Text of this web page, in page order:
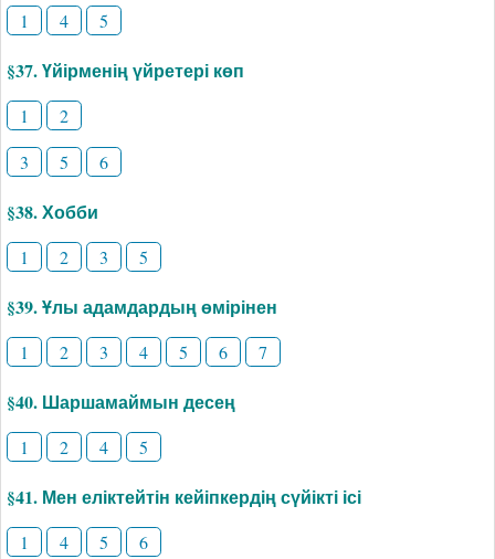
1 4 5
§37. Үйірменің үйретері көп
1
2
3
5 6
§38. Хобби
1 2 3 5
§39. Ұлы адамдардың өмірінен
1 2 3 4 5 6 7
§40. Шаршамаймын десең
1 2 4 5
§41. Мен еліктейтін кейіпкердің сүйікті ісі
1 4 5 6